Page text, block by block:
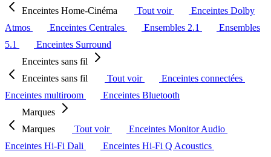
Enceintes Home-Cinéma
Tout voir
Enceintes Dolby
Atmos
Enceintes Centrales Ensembles 2.1
Ensembles
5.1
Enceintes Surround
Enceintes sans fil
Enceintes sans fil
Tout voir
Enceintes connectées
Enceintes multiroom
Enceintes Bluetooth
Marques
Marques
Tout voir
Enceintes Monitor Audio
Enceintes Hi-Fi Dali
Enceintes Hi-Fi Q Acoustics